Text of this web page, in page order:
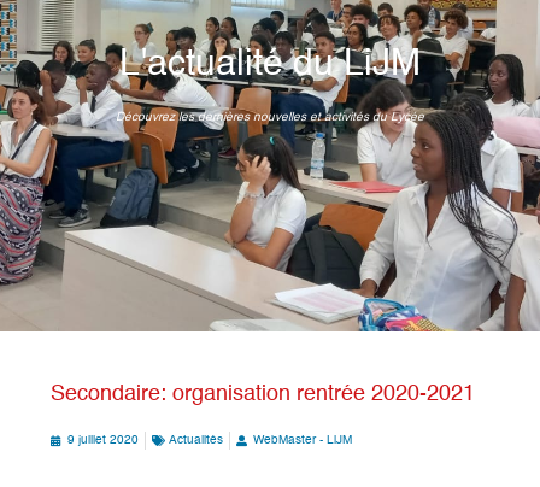
L'actualité du LiJM
Découvrez les dernières nouvelles et activités du Lycée
Secondaire: organisation rentrée 2020-2021
9 juillet 2020 Actualités WebMaster - LiJM